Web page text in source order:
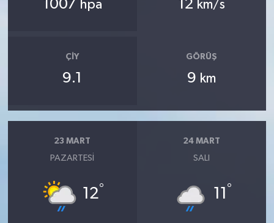
1007 hpa 12 km/s
ÇIY
9.1
GÖRÜŞ
9 km
23 MART
PAZARTESI
12°
24 MART
SALI
11 °